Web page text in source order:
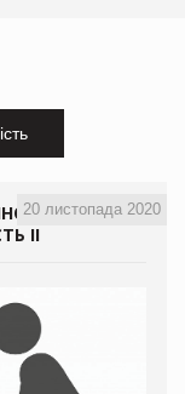
20 листопада 2020
ІІ